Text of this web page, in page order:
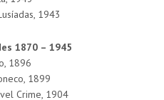
1943
1870 – 1945
1896
1899
Crime, 1904